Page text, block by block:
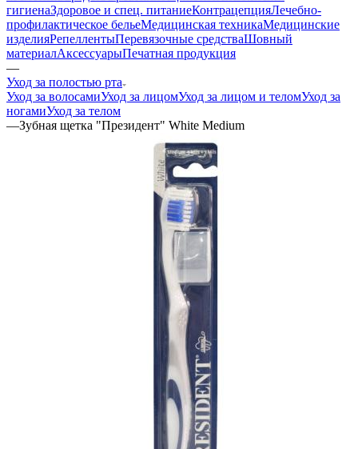
гигиенаЗдоровое и спец. питаниеКонтрацепцияЛечебно-
профилактическое бельеМедицинская техникаМедицинские
изделияРепеллентыПеревязочные средстваШовный
материалАксессуарыПечатная продукция
—
Уход за полостью рта
Уход за волосамиУход за лицомУход за лицом и теломУход за
ногамиУход за телом
—Зубная щетка "Президент" White Medium